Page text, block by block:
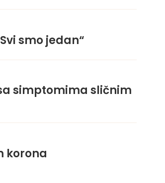
smo jedan“
simptomima sličnim
korona